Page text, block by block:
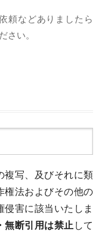
頼などありましたら
さい。
複写、及びそれに類
権法およびその他の
害に該当いたしま
無断引用は禁止して